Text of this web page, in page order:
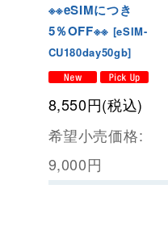
※※eSIMにつき
5％OFF※※ [eSIM-
CU180day50gb]
8,550円(税込)
希望小売価格:
9,000円